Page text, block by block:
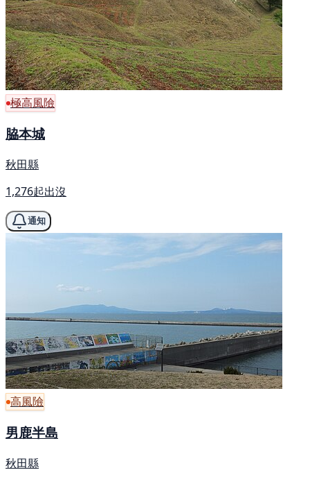
極高風險
脇本城
秋田縣
1,276起出沒
通知
高風險
男鹿半島
秋田縣